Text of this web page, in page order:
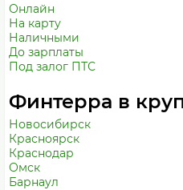
Онлайн
На карту
Наличными
До зарплаты
Под залог ПТС
Финтерра в
Новосибирск
Красноярск
Краснодар
Омск
Барнаул